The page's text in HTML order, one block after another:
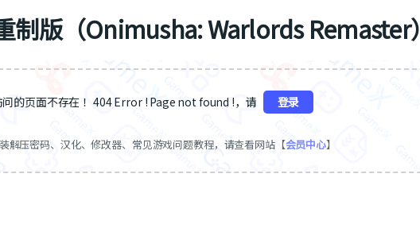
制版（Onimusha: Warlords Remaster）
的页面不存在 ！404 Error ! Page not found !，请 登录
解压密码、汉化、修改器、常见游戏问题教程，请查看网站【会员中心】